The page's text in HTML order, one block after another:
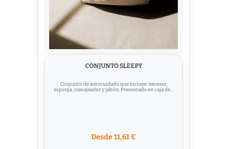
CONJUNTO SLEEPY
Conjunto de autocuidado que incluye: neceser,
esponja, masajeador y jabón. Presentado en caja de...
Desde 11,61 €